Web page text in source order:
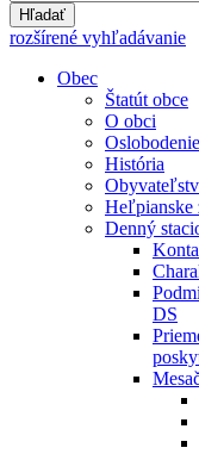
Hľadať
rozšírené vyhľadávanie
Obec
Štatút obce
O obci
História
Heľpianske
Denný
DS